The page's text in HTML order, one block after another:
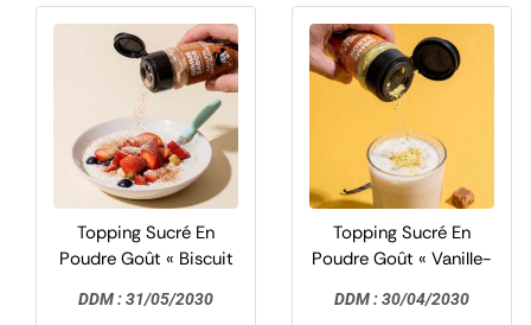
Topping Sucré En
Poudre Goût « Biscuit
Gimme Sabor
DDM :31/05/2030
Topping Sucré En
Poudre Goût « Vanille-
Gimme Sabor
DDM : 30/04/2030